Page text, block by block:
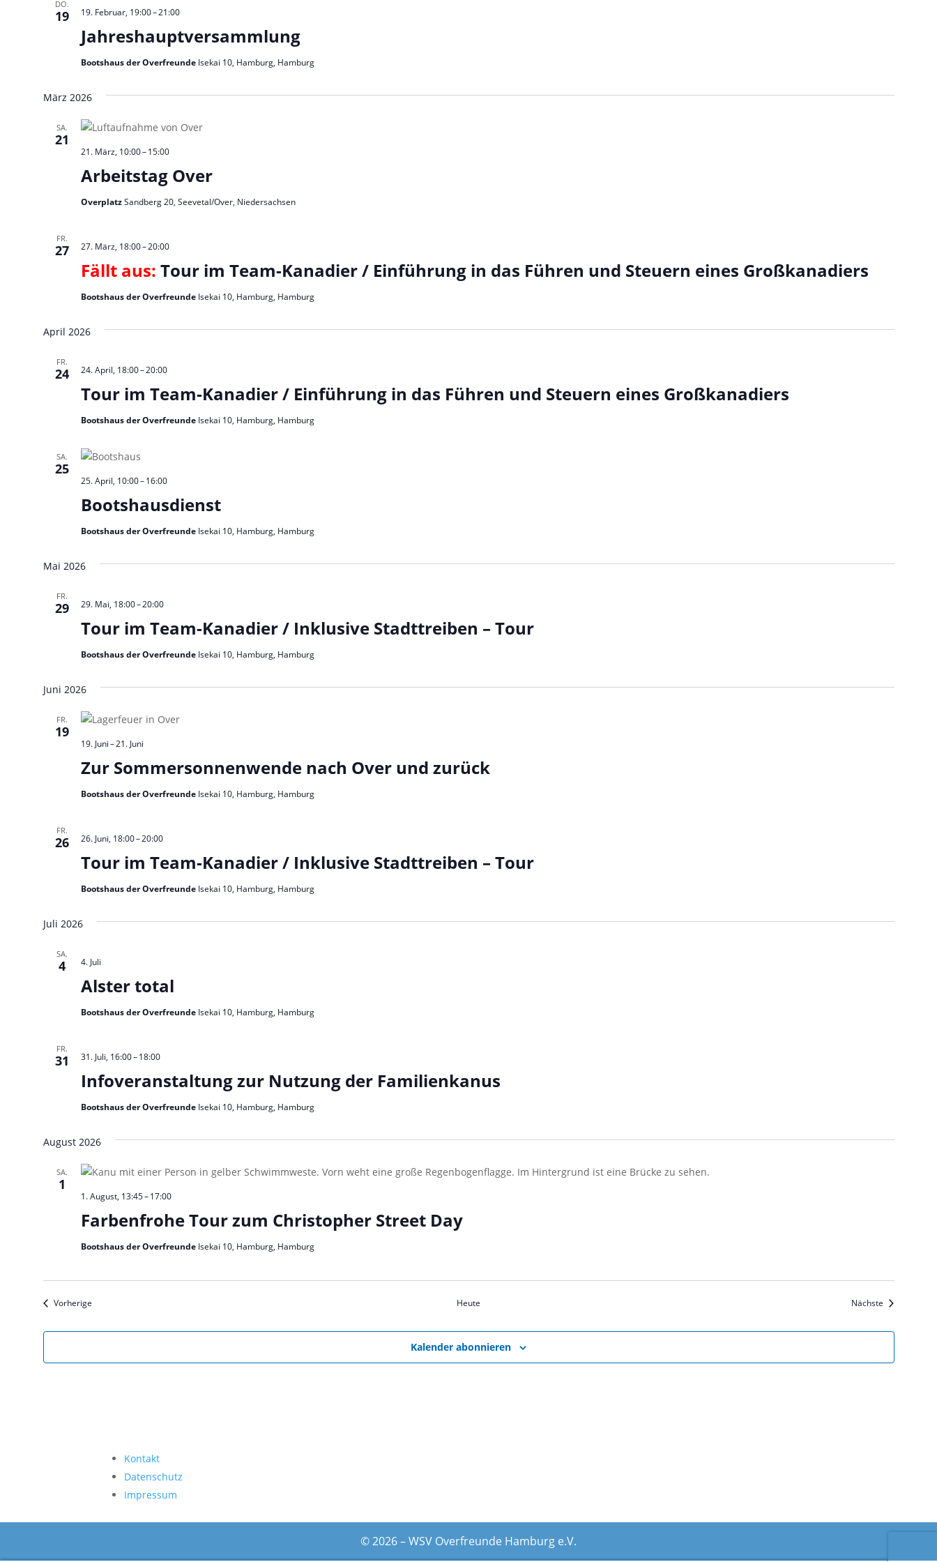
DO.
19
Jahreshauptversammlung
19. Februar, 19:00–21:00
Bootshaus der Overfreunde Isekai 10, Hamburg, Hamburg
März 2026
SA.
21
Arbeitstag Over
21. März, 10:00–15:00
OverplatzSandberg 20, Seevetal/Over, Niedersachsen
FR.
27
Fällt aus: Tour im Team-Kanadier / Einführung in das Führen und Steuern eines Großkanadiers
27. März, 18:00–20:00
Bootshaus der Overfreunde Isekai 10, Hamburg, Hamburg
April 2026
FR.
24
Tour im Team-Kanadier / Einführung in das Führen und Steuern eines Großkanadiers
24. April, 18:00–20:00
Bootshaus der Overfreunde Isekai 10, Hamburg, Hamburg
SA.
25
Bootshausdienst
25. April, 10:00–16:00
Bootshaus der Overfreunde Isekai 10, Hamburg, Hamburg
Mai 2026
FR.
29
Tour im Team-Kanadier / Inklusive Stadttreiben – Tour
29. Mai, 18:00–20:00
Bootshaus der Overfreunde Isekai 10, Hamburg, Hamburg
Juni 2026
FR.
19
Zur Sommersonnenwende nach Over und zurück
19. Juni–21. Juni
Bootshaus der Overfreunde Isekai 10, Hamburg, Hamburg
FR.
26
Tour im Team-Kanadier / Inklusive Stadttreiben – Tour
26. Juni, 18:00–20:00
Bootshaus der Overfreunde Isekai 10, Hamburg, Hamburg
Juli 2026
SA.
4
Alster total
4. Juli
Bootshaus der Overfreunde Isekai 10, Hamburg, Hamburg
FR.
31
Infoveranstaltung zur Nutzung der Familienkanus
31. Juli, 16:00–18:00
Bootshaus der Overfreunde Isekai 10, Hamburg, Hamburg
August 2026
SA.
1
Farbenfrohe Tour zum Christopher Street Day
1. August, 13:45–17:00
Bootshaus der Overfreunde Isekai 10, Hamburg, Hamburg
VorherigeVeranstaltungen Heute Nächste
Kalender abonnieren
Kontakt
Datenschutz
Impressum
© 2026 – WSV Overfreunde Hamburg e.V.